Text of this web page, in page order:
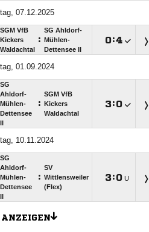
07.12.2025
SGM VfB
Kickers
Waldachtal
:
SG Ahldorf-
Mühlen-
Dettensee II
:
01.09.2024
SG
Ahldorf-
Mühlen-
Dettensee
:
SGM VfB
Kickers
Waldachtal
:
10.11.2024
SG
Ahldorf-
Mühlen-
Dettensee
:
SV
Wittlensweiler
(Flex)
: U